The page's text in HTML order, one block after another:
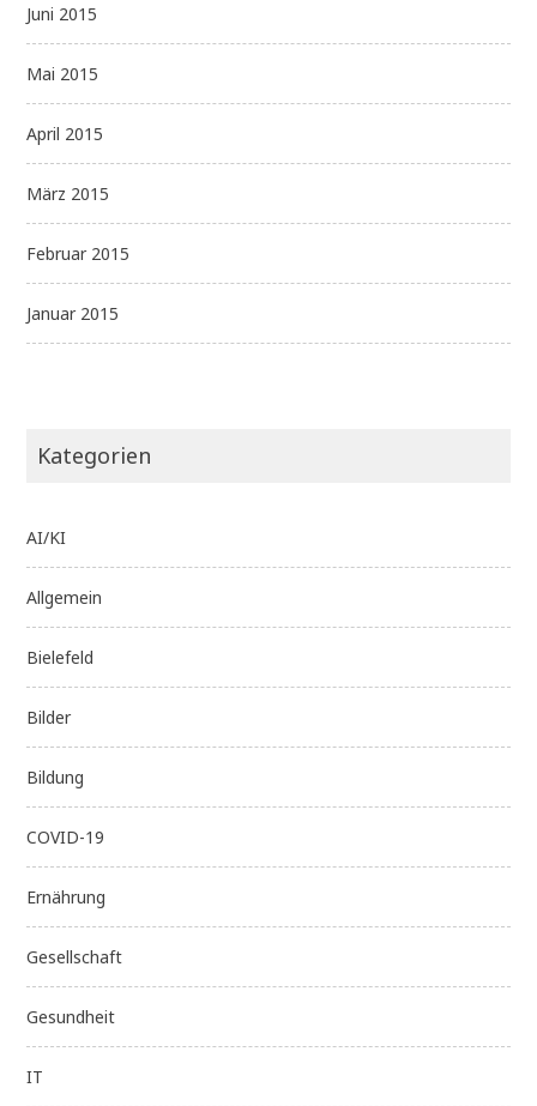
Juni 2015
Mai 2015
April 2015
März 2015
Februar 2015
Januar 2015
Kategorien
AI/KI
Allgemein
Bielefeld
Bilder
Bildung
COVID-19
Ernährung
Gesellschaft
Gesundheit
IT